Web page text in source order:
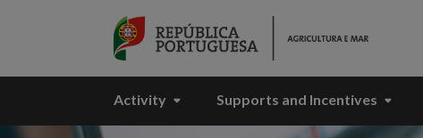
Skip to Main Content
Activity Supports and Incentives